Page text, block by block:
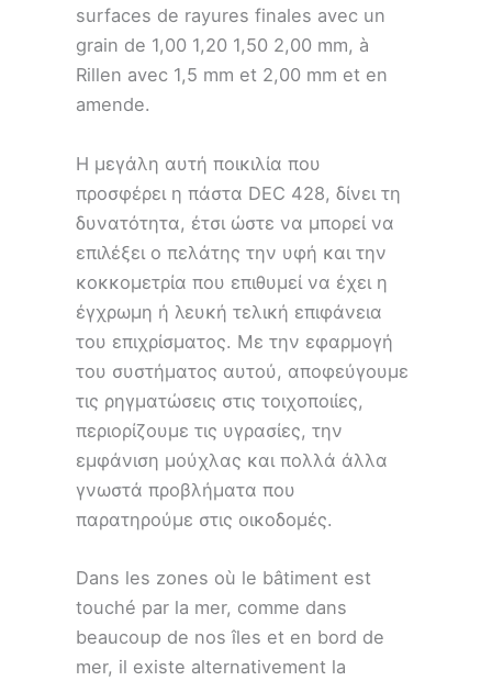
surfaces de rayures finales avec un
grain de 1,00 1,20 1,50 2,00 mm, à
Rillen avec 1,5 mm et 2,00 mm et en
amende.
Η μεγάλη αυτή ποικιλία που
προσφέρει η πάστα DEC 428, δίνει τη
δυνατότητα, έτσι ώστε να μπορεί να
επιλέξει ο πελάτης την υφή και την
κοκκομετρία που επιθυμεί να έχει η
έγχρωμη ή λευκή τελική επιφάνεια
του επιχρίσματος. Με την εφαρμογή
του συστήματος αυτού, αποφεύγουμε
τις ρηγματώσεις στις τοιχοποιίες,
περιορίζουμε τις υγρασίες, την
εμφάνιση μούχλας και πολλά άλλα
γνωστά προβλήματα που
παρατηρούμε στις οικοδομές.
Dans les zones où le bâtiment est
touché par la mer, comme dans
beaucoup de nos îles et en bord de
mer, il existe alternativement la